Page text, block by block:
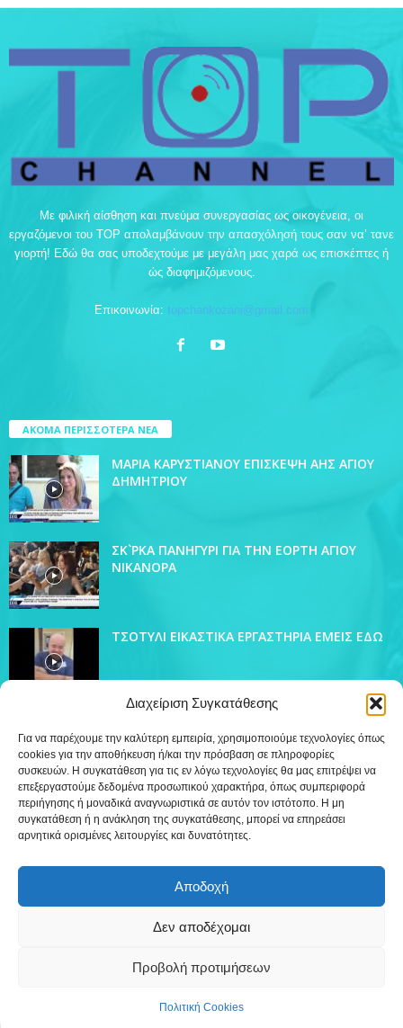
Διαχείριση Συγκατάθεσης
Για να παρέχουμε την καλύτερη εμπειρία, χρησιμοποιούμε τεχνολογίες όπως
cookies για την αποθήκευση ή/και την πρόσβαση σε πληροφορίες
συσκευών. Η συγκατάθεση για τις εν λόγω τεχνολογίες θα μας επιτρέψει να
επεξεργαστούμε δεδομένα προσωπικού χαρακτήρα, όπως συμπεριφορά
περιήγησης ή μοναδικά αναγνωριστικά σε αυτόν τον ιστότοπο. Η μη
συγκατάθεση ή η ανάκληση της συγκατάθεσης, μπορεί να επηρεάσει
αρνητικά ορισμένες λειτουργίες και δυνατότητες.
Αποδοχή
Δεν αποδέχομαι
Προβολή προτιμήσεων
Πολιτική Cookies
Με φιλική αίσθηση και πνεύμα συνεργασίας ως οικογένεια, οι
εργαζόμενοι του TOP απολαμβάνουν την απασχόλησή τους σαν να’ τανε
γιορτή! Εδώ θα σας υποδεχτούμε με μεγάλη μας χαρά ως επισκέπτες ή
ώς διαφημιζόμενους.
Επικοινωνία: topchankozani@gmail.com
ΑΚΟΜΑ ΠΕΡΙΣΣΟΤΕΡΑ ΝΕΑ
ΜΑΡΙΑ ΚΑΡΥΣΤΙΑΝΟΥ ΕΠΙΣΚΕΨΗ ΑΗΣ ΑΓΙΟΥ
ΔΗΜΗΤΡΙΟΥ
ΣΚ`ΡΚΑ ΠΑΝΗΓΥΡΙ ΓΙΑ ΤΗΝ ΕΟΡΤΗ ΑΓΙΟΥ
ΝΙΚΑΝΟΡΑ
ΤΣΟΤΥΛΙ ΕΙΚΑΣΤΙΚΑ ΕΡΓΑΣΤΗΡΙΑ ΕΜΕΙΣ ΕΔΩ
ΔΗΜΟΦΙΛΗ ΚΑΤΗΓΟΡΙΑ
Ειδήσεις
Εκπομπές
Τοπικά
Συνεντεύξεις 12
Δημιουργία WebTerior.gr